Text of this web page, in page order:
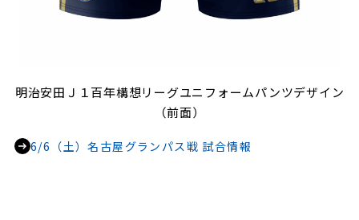
明治安田Ｊ１百年構想リーグユニフォームパンツデザイン
（前面）
6/6（土）名古屋グランパス戦 試合情報